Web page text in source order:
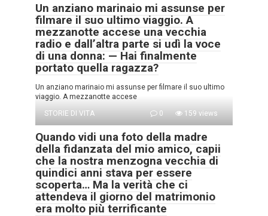
Un anziano marinaio mi assunse per
filmare il suo ultimo viaggio. A
mezzanotte accese una vecchia
radio e dall’altra parte si udì la voce
di una donna: — Hai finalmente
portato quella ragazza?
Un anziano marinaio mi assunse per filmare il suo ultimo
viaggio. A mezzanotte accese
STORIE DI VITA
0 159 views
Quando vidi una foto della madre
della fidanzata del mio amico, capii
che la nostra menzogna vecchia di
quindici anni stava per essere
scoperta… Ma la verità che ci
attendeva il giorno del matrimonio
era molto più terrificante